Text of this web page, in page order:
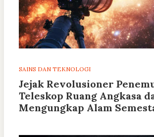
SAINS DAN TEKNOLOGI
Jejak Revolusioner
Teleskop Ruang Angkasa
Mengungkap Alam